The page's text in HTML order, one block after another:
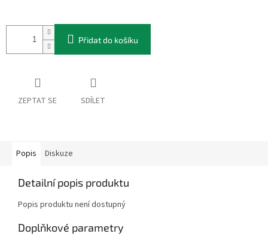
Přidat do košíku
ZEPTAT SE SDÍLET
Popis Diskuze
Detailní popis produktu
Popis produktu není dostupný
Doplňkové parametry